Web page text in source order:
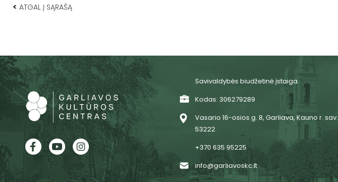
< ATGAL Į SĄRAŠĄ
Savivaldybės biudžetinė įstaiga.
Kodas: 306279289
Vasario 16-osios g. 8, Garliava, Kauno r. sav.
53222
+370 635 95225
info@garliavoskc.lt